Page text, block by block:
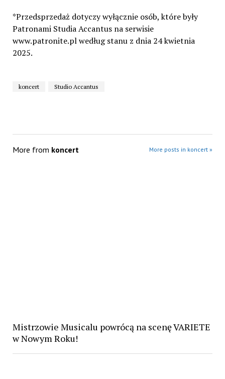
*Przedsprzedaż dotyczy wyłącznie osób, które były
Patronami Studia Accantus na serwisie
www.patronite.pl według stanu z dnia 24 kwietnia
2025.
koncert Studio Accantus
More from koncert More posts in koncert »
Mistrzowie Musicalu powrócą na scenę VARIETE
w Nowym Roku!